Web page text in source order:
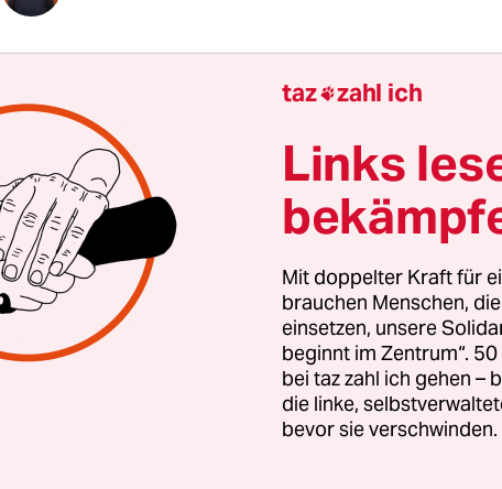
Der Chef des Hamburger Landesamts für
Voß, ist keiner, der gern im Verborgenen waltet.
zum Bild des verdeckten Schnüfflers lässt sich
Öffentlichkeit zu politischen Bewegungen
Vor wenigen Tagen hat er sich zurGeflüchteten-
Hamburggeäußert: Sie sei eine
Organisation“, befand er. Nun ist die Empörung
darüber groß. Von einer
Tatsächlich lässt sich an den regelmäßigen­
taz zahl ich
Links
Mit doppelter Kraft für
brauchen Menschen,
einsetzen, unsere
beginnt im Zentrum“.
bei taz zahl ich gehen –
die linke,
bevor sie